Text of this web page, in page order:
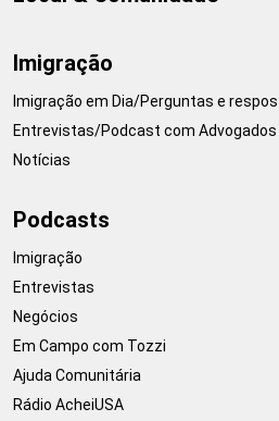
Imigração
Imigração em Dia/Perguntas e
Entrevistas/Podcast com Advogados
Notícias
Podcasts
Imigração
Entrevistas
Negócios
Em Campo com Tozzi
Ajuda Comunitária
Rádio AcheiUSA